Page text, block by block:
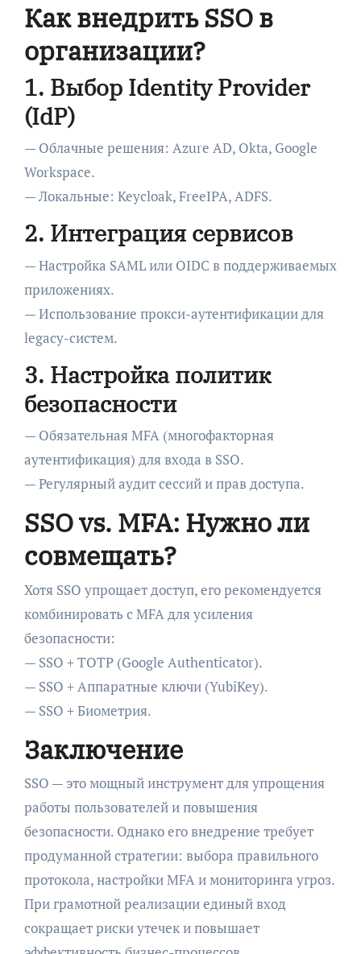
Как внедрить SSO в
организации?
1. Выбор Identity Provider
(IdP)
— Облачные решения: Azure AD, Okta, Google
Workspace.
— Локальные: Keycloak, FreeIPA, ADFS.
2. Интеграция сервисов
— Настройка SAML или OIDC в поддерживаемых
приложениях.
— Использование прокси-аутентификации для
legacy-систем.
3. Настройка политик
безопасности
— Обязательная MFA (многофакторная
аутентификация) для входа в SSO.
— Регулярный аудит сессий и прав доступа.
SSO vs. MFA: Нужно ли
совмещать?
Хотя SSO упрощает доступ, его рекомендуется
комбинировать с MFA для усиления
безопасности:
— SSO + TOTP (Google Authenticator).
— SSO + Аппаратные ключи (YubiKey).
— SSO + Биометрия.
Заключение
SSO — это мощный инструмент для упрощения
работы пользователей и повышения
безопасности. Однако его внедрение требует
продуманной стратегии: выбора правильного
протокола, настройки MFA и мониторинга угроз.
При грамотной реализации единый вход
сокращает риски утечек и повышает